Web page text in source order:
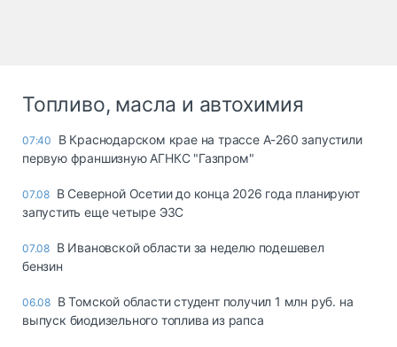
Топливо, масла и автохимия
07:40
В Краснодарском крае на трассе А-260 запустили
первую франшизную АГНКС "Газпром"
07.08 В Северной Осетии до конца 2026 года планируют
запустить еще четыре ЭЗС
07.08 В Ивановской области за неделю подешевел
бензин
06.08 В Томской области студент получил 1 млн руб. на
выпуск биодизельного топлива из рапса